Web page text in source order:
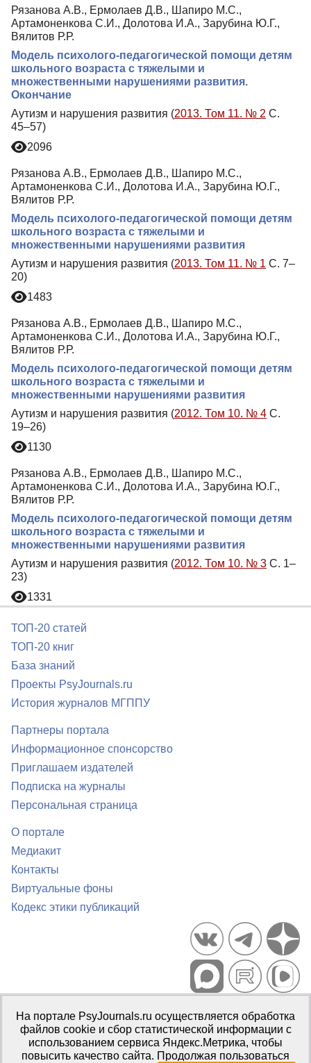
Рязанова А.В., Ермолаев Д.В., Шапиро М.С.,
Артамоненкова С.И., Долотова И.А., Зарубина Ю.Г.,
Вялитов Р.Р.
Модель психолого-педагогической помощи детям
школьного возраста с тяжелыми и
множественными нарушениями развития.
Окончание
Аутизм и нарушения развития (2013. Том 11. № 2 С.
45–57)
2096
Рязанова А.В., Ермолаев Д.В., Шапиро М.С.,
Артамоненкова С.И., Долотова И.А., Зарубина Ю.Г.,
Вялитов Р.Р.
Модель психолого-педагогической помощи детям
школьного возраста с тяжелыми и
множественными нарушениями развития
Аутизм и нарушения развития (2013. Том 11. № 1 С. 7–
20)
1483
Рязанова А.В., Ермолаев Д.В., Шапиро М.С.,
Артамоненкова С.И., Долотова И.А., Зарубина Ю.Г.,
Вялитов Р.Р.
Модель психолого-педагогической помощи детям
школьного возраста с тяжелыми и
множественными нарушениями развития
Аутизм и нарушения развития (2012. Том 10. № 4 С.
19–26)
1130
Рязанова А.В., Ермолаев Д.В., Шапиро М.С.,
Артамоненкова С.И., Долотова И.А., Зарубина Ю.Г.,
Вялитов Р.Р.
Модель психолого-педагогической помощи детям
школьного возраста с тяжелыми и
множественными нарушениями развития
Аутизм и нарушения развития (2012. Том 10. № 3 С. 1–
23)
1331
ТОП-20 статей
ТОП-20 книг
База знаний
Проекты PsyJournals.ru
История журналов МГППУ
Партнеры портала
Информационное спонсорство
Приглашаем издателей
Подписка на журналы
Персональная страница
О портале
Медиакит
Контакты
Виртуальные фоны
Кодекс этики публикаций
Портал психологических изданий PsyJournals.ru, 2007–2026
Правила использования материалов
Свидетельство регистрации СМИЭл № ФС77-66447 от 14 июля
2016 г.
На портале PsyJournals.ru осуществляется обработка
файлов cookie и сбор статистической информации с
использованием сервиса Яндекс.Метрика, чтобы
повысить качество сайта. Продолжая пользоваться